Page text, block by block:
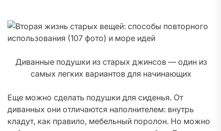
Диванные подушки из старых джинсов — один из
самых легких вариантов для начинающих
Еще можно сделать подушки для сиденья. От
диванных они отличаются наполнителем: внутрь
кладут, как правило, мебельный поролон. Но можно